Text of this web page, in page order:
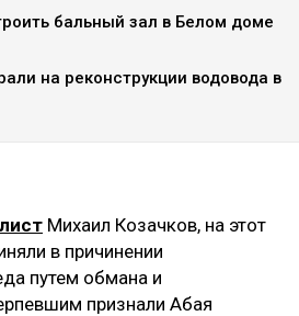
бальный зал в Белом доме
на реконструкции водовода в
Михаил Козачков, на этот
в причинении
путем обмана и
признали Абая